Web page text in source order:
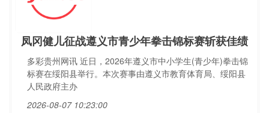
凤冈健儿征战遵义市青少年拳击锦标赛斩获佳绩
多彩贵州网讯 近日，2026年遵义市中小学生(青少年)拳击锦
标赛在绥阳县举行。本次赛事由遵义市教育体育局、绥阳县
人民政府主办
2026-08-07 10:23:00